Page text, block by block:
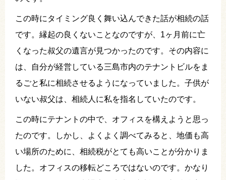
この時にタイミング良く舞い込んできた話が相続の話
です。縁起の良くないことなのですが、1ヶ月前に亡
くなった叔父の遺言が見つかったのです。その内容に
は、自分が経営している三島市内のテナントビルをま
るごと私に相続させるようになっていました。子供が
いない叔父は、相続人に私を指名していたのです。
この時にテナントの中で、オフィスを構えようと思っ
たのです。しかし、よくよく調べてみると、地価も高
い場所のために、相続税がとても高いことが分かりま
した。オフィスの移転どころではないのです。かなり